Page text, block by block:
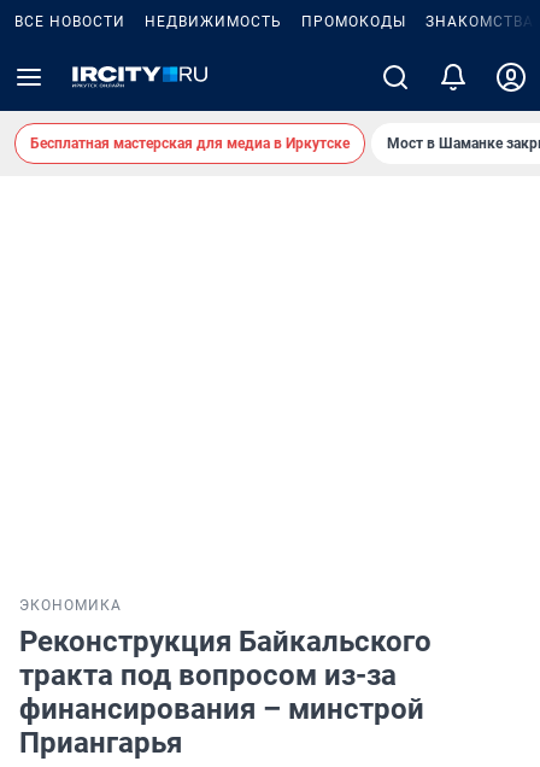
ВСЕ НОВОСТИ НЕДВИЖИМОСТЬ ПРОМОКОДЫ ЗНАКОМСТВА
Бесплатная мастерская для медиа в Иркутске Мост в Шаманке
ЭКОНОМИКА
Реконструкция Байкальского
тракта под вопросом из-за
финансирования – минстрой
Приангарья